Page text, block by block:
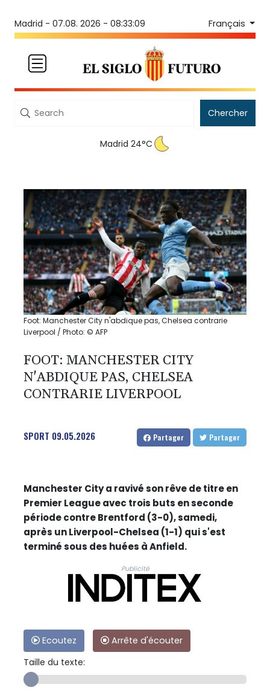
Madrid - 07.08. 2026 - 08:33:09 Français
Chercher
Madrid 24°C
Foot: Manchester City n'abdique pas, Chelsea contrarie
Liverpool / Photo: © AFP
FOOT: MANCHESTER CITY
N'ABDIQUE PAS, CHELSEA
CONTRARIE LIVERPOOL
SPORT 09.05.2026 Partager Partager
Manchester City a ravivé son rêve de titre en
Premier League avec trois buts en seconde
période contre Brentford (3-0), samedi,
après un Liverpool-Chelsea (1-1) qui s'est
terminé sous des huées à Anfield.
Publicité
Ecoutez
Arrête d'écouter
Taille du texte: